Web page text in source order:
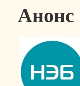
Анонс